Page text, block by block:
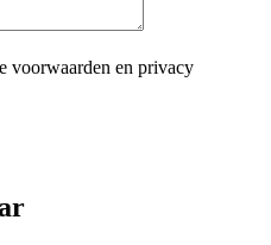
voorwaarden en privacy